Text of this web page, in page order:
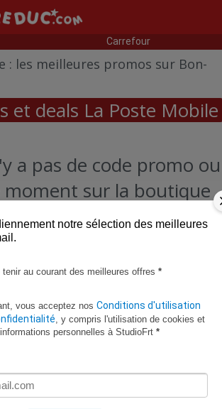
Carrefour
: les meilleures promos sur Bon-
et deals La Poste Mobile
a pas de code promo ou
moment sur la boutique
Poste Mobile
LIDL
5 €
Code vérifié
Des codes
notre sélection des meilleures
au courant des meilleures offres *
vous acceptez nos Conditions d'utilisation
, y compris l'utilisation de cookies et
personnelles à StudioFrt *